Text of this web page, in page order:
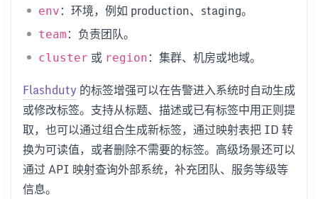
env ：环境，例如 production、staging。
team ：负责团队。
cluster 或 region ：集群、机房或地域。
Flashduty 的标签增强可以在告警进入系统时自动生成
或修改标签。支持从标题、描述或已有标签中用正则提
取，也可以通过组合生成新标签，通过映射表把 ID 转
换为可读值，或者删除不需要的标签。高级场景还可以
通过 API 映射查询外部系统，补充团队、服务等级等
信息。